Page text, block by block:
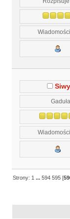
Gaduła
Strony: 1 ...594 595 [